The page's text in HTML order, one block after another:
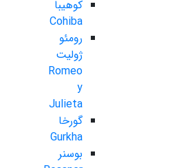
کوهیبا
Cohiba
رومئو
ژولیت
Romeo
y
Julieta
گورخا
Gurkha
بوسنر